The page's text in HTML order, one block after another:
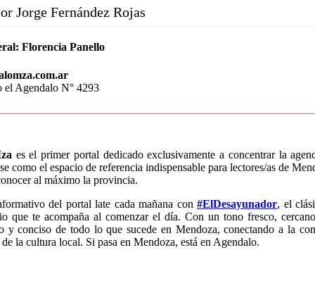
Jorge Fernández Rojas
Florencia Panello
el Agendalo N° 4293
es el primer portal dedicado exclusivamente a concentrar la
como el espacio de referencia indispensable para lectores/as de
al máximo la provincia.
del portal late cada mañana con#ElDesayunador, el
que te acompaña al comenzar el día. Con un tono fresco,
y conciso de todo lo que sucede en Mendoza, conectando a la
la cultura local. Si pasa en Mendoza, está en Agendalo.